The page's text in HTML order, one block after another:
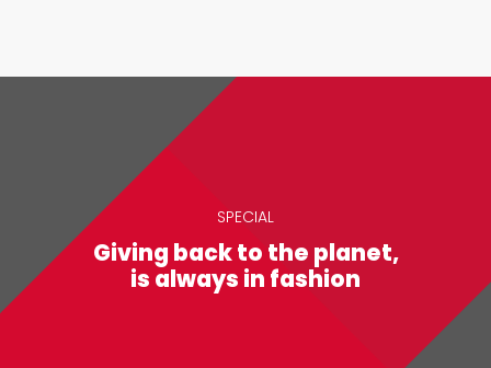
SPECIAL
Giving back to the planet,
is always in fashion